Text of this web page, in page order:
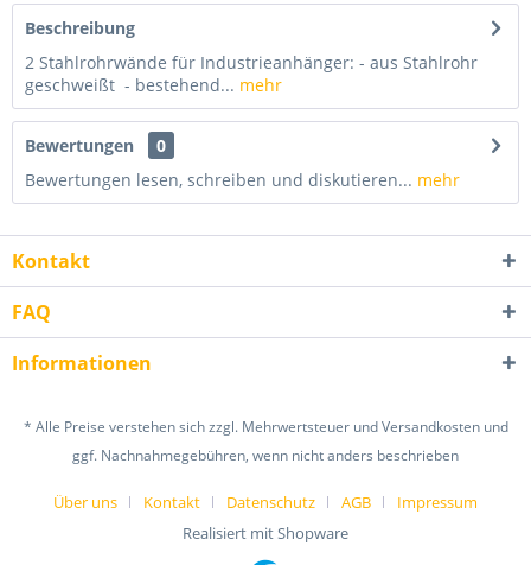
Beschreibung
2 Stahlrohrwände für Industrieanhänger: - aus Stahlrohr
geschweißt - bestehend... mehr
Bewertungen
0
Bewertungen lesen, schreiben und diskutieren... mehr
Kontakt
FAQ
Informationen
* Alle Preise verstehen sich zzgl. Mehrwertsteuer und Versandkosten und
ggf. Nachnahmegebühren, wenn nicht anders beschrieben
Über uns Kontakt Datenschutz AGB
Impressum
Realisiert mit Shopware